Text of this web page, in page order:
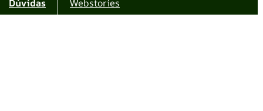
Dúvidas Webstories